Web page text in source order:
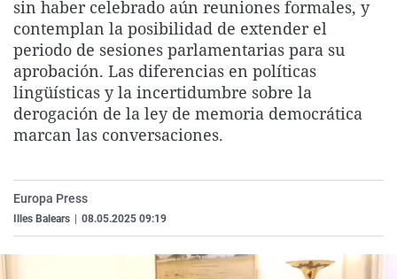
La rosa de los vientos
Gente viajera
Como el perro y el
Caso
Retornados
Equipo de
Operación Viuda
Extremadura
Galicia
La Rioja
Navarra
Virales
Televisión
Elecciones
sin haber celebrado aún reuniones formales, y
contemplan la posibilidad de extender el
periodo de sesiones parlamentarias para su
aprobación. Las diferencias en políticas
lingüísticas y la incertidumbre sobre la
derogación de la ley de memoria democrática
marcan las conversaciones.
Europa Press
Illes Balears 08.05.2025 09:19